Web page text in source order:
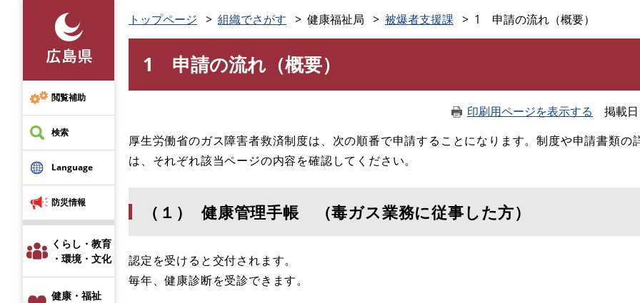
先
頭
で
す
閲覧補助
検索
Language
防災情報
くらし・教育
・環境・文化
健康・福祉
トップページ 組織でさがす 健康福祉局 被爆者支援課 1 申請の流れ（概要）
1 申請の流れ（概要）
印刷用ページを表示する
掲載日
厚生労働省のガス障害者救済制度は、次の順番で申請することになります。制度や申請書類の
は、それぞれ該当ページの内容を確認してください。
（１） 健康管理手帳 （毒ガス業務に従事した方）
認定を受けると交付されます。
毎年、健康診断を受診できます。